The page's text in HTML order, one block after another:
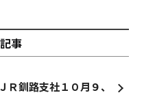
事
釧路支社１０月９、